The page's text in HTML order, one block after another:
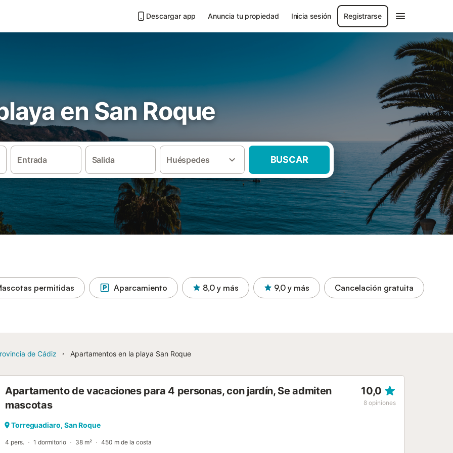
Descargar app Anuncia tu propiedad Inicia sesión Registrarse
en San Roque
Entrada Salida Huéspedes BUSCAR
permitidas Aparcamiento 8,0 y más 9,0 y más Cancelación gratuita
de Cádiz Apartamentos en la playa San Roque
Apartamento de vacaciones para 4 personas, con jardín, Se admiten
mascotas
10,0
8 opiniones
Torreguadiaro, San Roque
4 pers. 1 dormitorio 38 m² 450 m de la costa